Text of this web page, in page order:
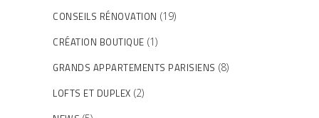
CONSEILS RÉNOVATION (19)
CRÉATION BOUTIQUE (1)
GRANDS APPARTEMENTS PARISIENS (8)
LOFTS ET DUPLEX (2)